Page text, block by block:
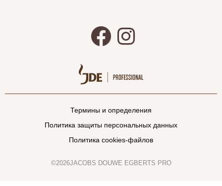
Термины и определения
Политика защиты персональных данных
Политика cookies-файлов
©2026JACOBS DOUWE EGBERTS PRO